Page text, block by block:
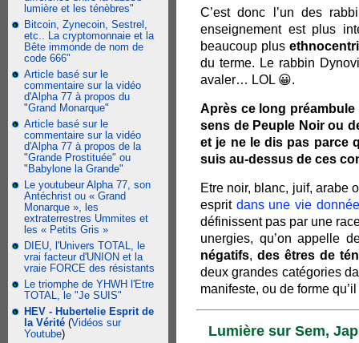
lumière et les ténèbres"
Bitcoin, Zynecoin, Sestrel,
etc.. La cryptomonnaie et la
Bête immonde de nom de
code 666"
Article basé sur le
commentaire sur la vidéo
d'Alpha 77 à propos du
"Grand Monarque"
Article basé sur le
commentaire sur la vidéo
d'Alpha 77 à propos de la
"Grande Prostituée" ou
"Babylone la Grande"
Le youtubeur Alpha 77, son
Antéchrist ou « Grand
Monarque », les
extraterrestres Ummites et
les « Petits Gris »
DIEU, l'Univers TOTAL, le
vrai facteur d'UNION et la
vraie FORCE des résistants
Le triomphe de YHWH l'Etre
TOTAL, le "Je SUIS"
HEV - Hubertelie Esprit de
la Vérité (Vidéos sur
Youtube)
C’est donc l’un des
enseignement est plus
beaucoup plus
du terme. Le rabbin
avaler… LOL 😀.
Après ce long
sens de Peuple Noir ou
et je ne le dis pas parce
suis au-dessus de ces
Etre noir, blanc, juif, arabe
esprit dans une vie donnée
définissent pas par une
unergies, qu’on appelle
négatifs,des êtres de
deux grandes catégories
manifeste, ou de forme
Lumière sur Sem,